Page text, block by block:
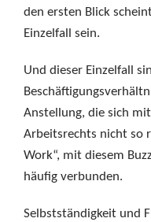
den ersten Blick
Einzelfall sein.
Und dieser Einzelfall
Anstellung, die sich
Arbeitsrechts nicht so
Work“, mit diesem
häufig verbunden.
Selbstständigkeit und